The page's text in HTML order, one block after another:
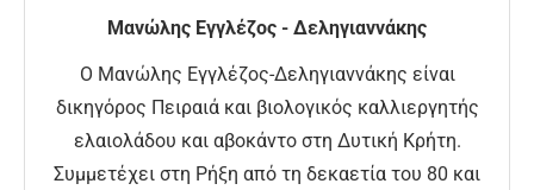
Μανώλης Εγγλέζος - Δεληγιαννάκης
Ο Μανώλης Εγγλέζος-Δεληγιαννάκης είναι
δικηγόρος Πειραιά και βιολογικός καλλιεργητής
ελαιολάδου και αβοκάντο στη Δυτική Κρήτη.
Συμμετέχει στη Ρήξη από τη δεκαετία του 80 και